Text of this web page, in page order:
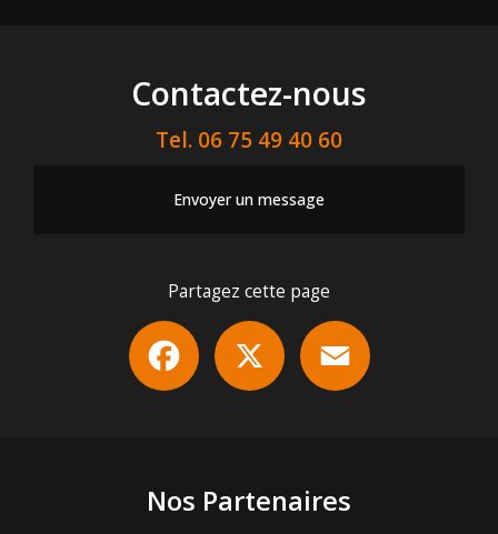
Contactez-nous
Tel. 06 75 49 40 60
Envoyer un message
Partagez cette page
Facebook
Nos Partenaires